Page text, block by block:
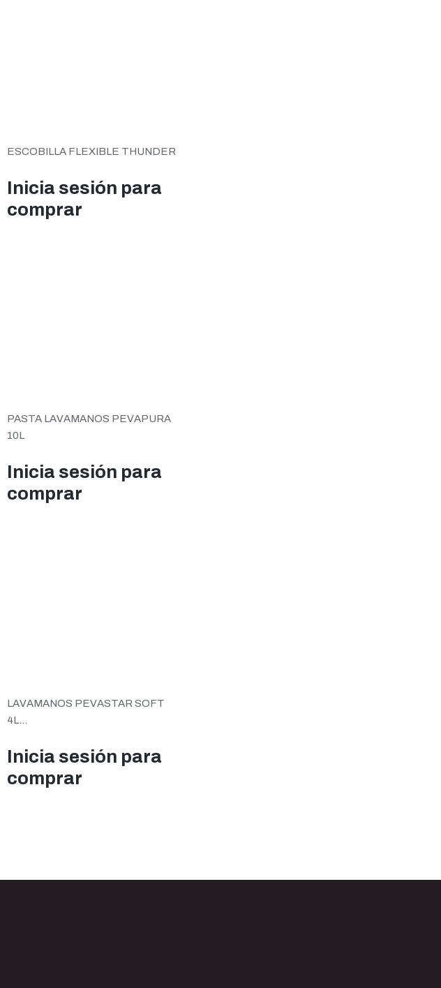
ESCOBILLA FLEXIBLE THUNDER
Inicia sesión para
comprar
PASTA LAVAMANOS PEVAPURA
10L
Inicia sesión para
comprar
LAVAMANOS PEVASTAR SOFT
4L...
Inicia sesión para
comprar